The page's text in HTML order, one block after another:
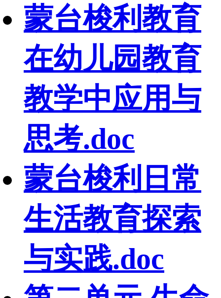
蒙台梭利教育
在幼儿园教育
教学中应用与
思考.doc
蒙台梭利日常
生活教育探索
与实践.doc